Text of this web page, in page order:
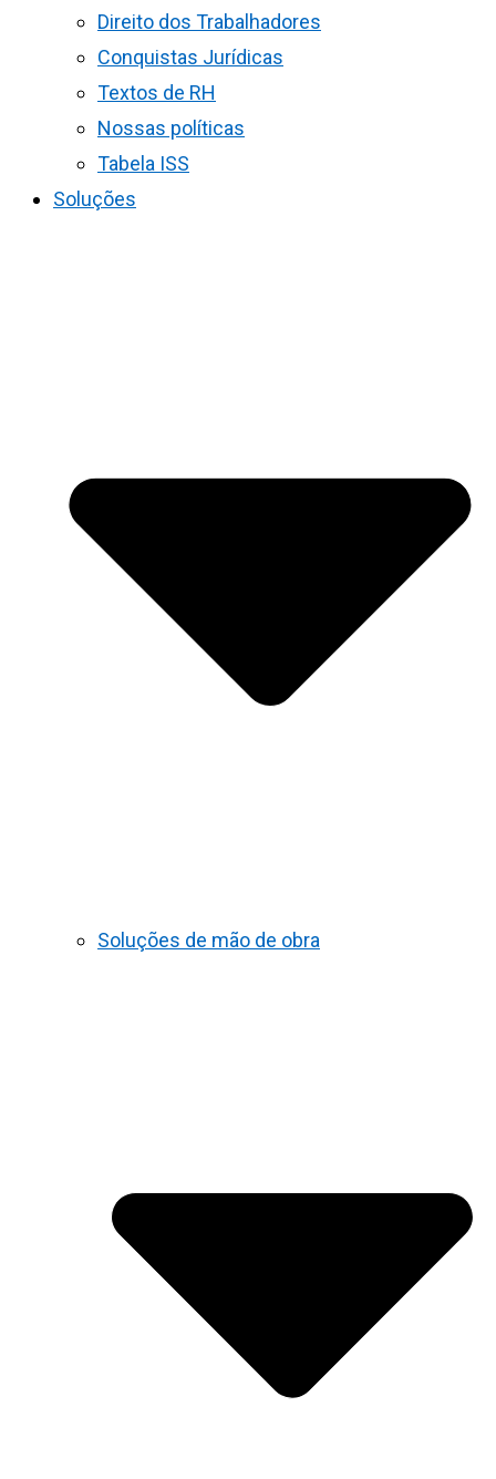
Direito dos Trabalhadores
Conquistas Jurídicas
Textos de RH
Nossas políticas
Tabela ISS
Soluções
Soluções de mão de obra